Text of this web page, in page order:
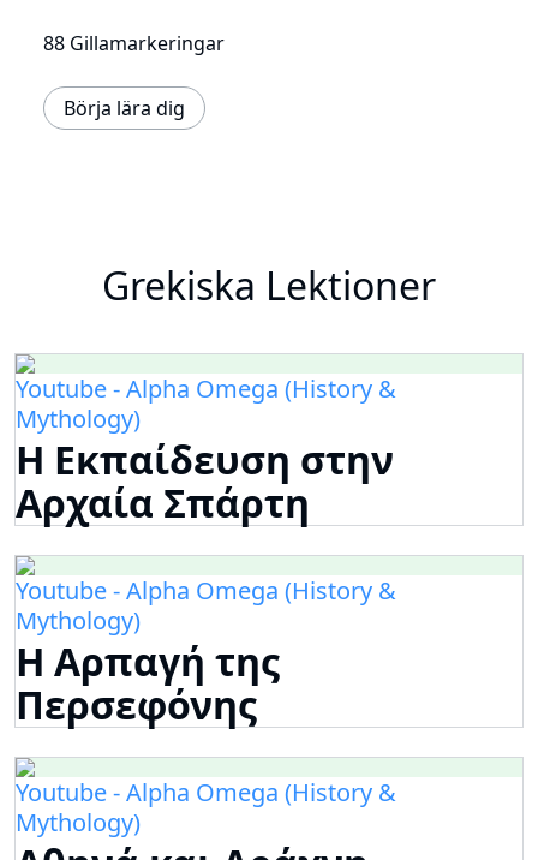
88 Gillamarkeringar
Börja lära dig
Grekiska Lektioner
Youtube - Alpha Omega (History &
Mythology)
Η Εκπαίδευση στην
Αρχαία Σπάρτη
Youtube - Alpha Omega (History &
Mythology)
Η Αρπαγή της
Περσεφόνης
Youtube - Alpha Omega (History &
Mythology)